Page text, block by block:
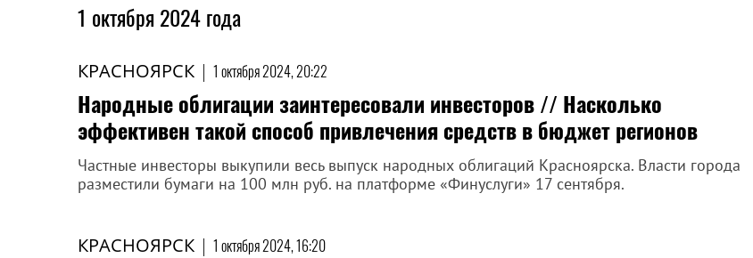
1 октября 2024 года
КРАСНОЯРСК | 1 октября 2024, 20:22
Народные облигации заинтересовали инвесторов // Насколько
эффективен такой способ привлечения средств в бюджет регионов
Частные инвесторы выкупили весь выпуск народных облигаций Красноярска. Власти города
разместили бумаги на 100 млн руб. на платформе «Финуслуги» 17 сентября.
КРАСНОЯРСК | 1 октября 2024, 16:20